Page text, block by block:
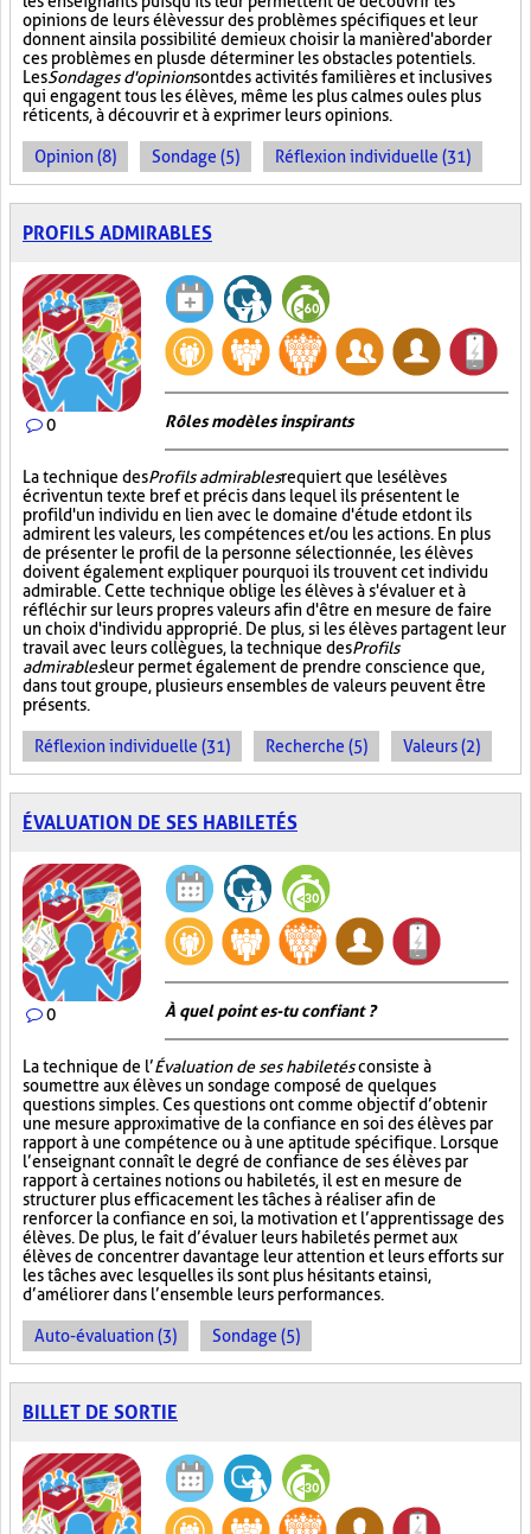
opinions de leurs élèves sur des problèmes spécifiques et leur
donnent ainsi la possibilité de mieux choisir la manière d'aborder
ces problèmes en plus de déterminer les obstacles potentiels.
LesSondages d'opinionsont des activités familières et inclusives
qui engagent tous les élèves, même les plus calmes ou les plus
réticents, à découvrir et à exprimer leurs opinions.
Opinion (8) Sondage (5) Réflexion individuelle (31)
PROFILS ADMIRABLES
0 Rôles modèles inspirants
La technique desProfils admirablesrequiert que les élèves
écrivent un texte bref et précis dans lequel ils présentent le
profil d'un individu en lien avec le domaine d'étude et dont ils
admirent les valeurs, les compétences et/ou les actions. En plus
de présenter le profil de la personne sélectionnée, les élèves
doivent également expliquer pourquoi ils trouvent cet individu
admirable. Cette technique oblige les élèves à s'évaluer et à
réfléchir sur leurs propres valeurs afin d'être en mesure de faire
un choix d'individu approprié. De plus, si les élèves partagent leur
travail avec leurs collègues, la technique desProfils
admirablesleur permet également de prendre conscience que,
dans tout groupe, plusieurs ensembles de valeurs peuvent être
présents.
Réflexion individuelle (31) Recherche (5) Valeurs (2)
ÉVALUATION DE SES HABILETÉS
0 À quel point es-tu confiant ?
La technique de l’Évaluation de ses habiletésconsiste à
soumettre aux élèves un sondage composé de quelques
questions simples. Ces questions ont comme objectif d’obtenir
une mesure approximative de la confiance en soi des élèves par
rapport à une compétence ou à une aptitude spécifique. Lorsque
l’enseignant connaît le degré de confiance de ses élèves par
rapport à certaines notions ou habiletés, il est en mesure de
structurer plus efficacement les tâches à réaliser afin de
renforcer la confiance en soi, la motivation et l’apprentissage des
élèves. De plus, le fait d’évaluer leurs habiletés permet aux
élèves de concentrer davantage leur attention et leurs efforts sur
les tâches avec lesquelles ils sont plus hésitants et ainsi,
d’améliorer dans l’ensemble leurs performances.
Auto-évaluation (3) Sondage (5)
BILLET DE SORTIE